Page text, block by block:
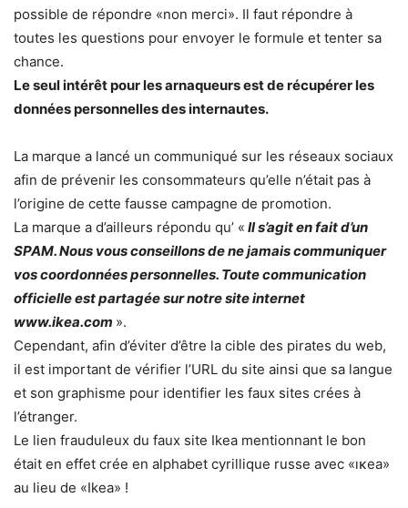
possible de répondre «non merci». Il faut répondre à
toutes les questions pour envoyer le formule et tenter sa
chance.
Le seul intérêt pour les arnaqueurs est de récupérer les
données personnelles des internautes.
La marque a lancé un communiqué sur les réseaux sociaux
afin de prévenir les consommateurs qu’elle n’était pas à
l’origine de cette fausse campagne de promotion.
La marque a d’ailleurs répondu qu’ « Il s’agit en fait d’un
SPAM. Nous vous conseillons de ne jamais communiquer
vos coordonnées personnelles. Toute communication
officielle est partagée sur notre site internet
www.ikea.com ».
Cependant, afin d’éviter d’être la cible des pirates du web,
il est important de vérifier l’URL du site ainsi que sa langue
et son graphisme pour identifier les faux sites crées à
l’étranger.
Le lien frauduleux du faux site Ikea mentionnant le bon
était en effet crée en alphabet cyrillique russe avec «ıĸea»
au lieu de «Ikea» !